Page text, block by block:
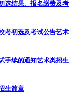
选结果、报名缴费及考
考初选及考试公告艺术
手续的通知艺术类招生
生简章